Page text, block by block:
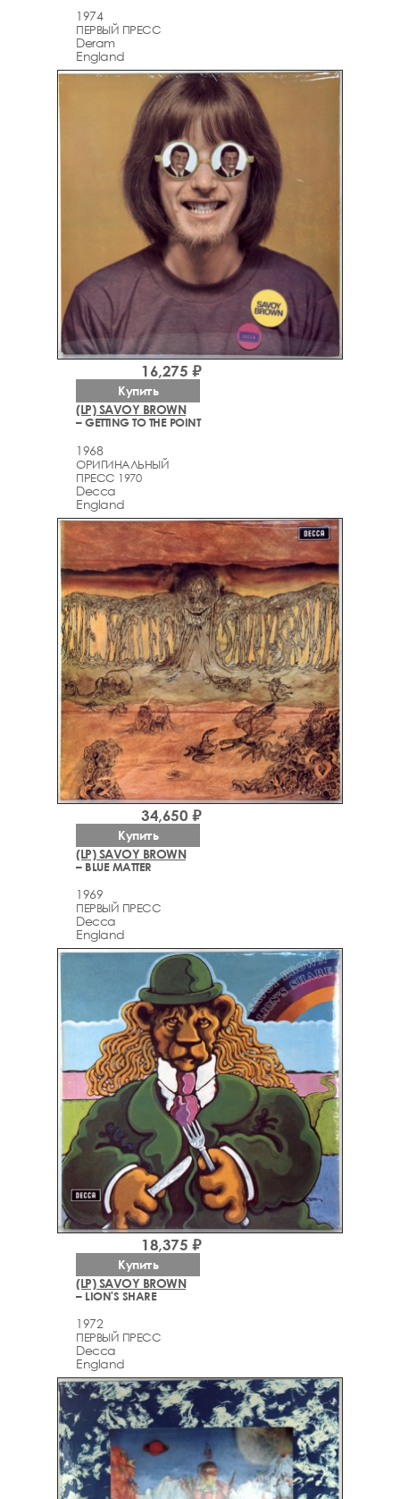
1974
ПЕРВЫЙ ПРЕСС
Deram
England
(LP) SAVOY BROWN
– GETTING TO THE POINT
1968
ОРИГИНАЛЬНЫЙ
ПРЕСС 1970
Decca
England
16,275 ₽
Купить
(LP) SAVOY BROWN
– BLUE MATTER
1969
ПЕРВЫЙ ПРЕСС
Decca
England
34,650 ₽
Купить
(LP) SAVOY BROWN
– LION'S SHARE
1972
ПЕРВЫЙ ПРЕСС
Decca
England
18,375 ₽
Купить